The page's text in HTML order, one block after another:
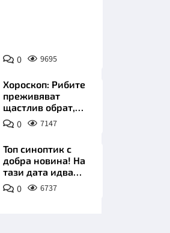
0 9695
Хороскоп: Рибите
преживяват
щастлив обрат,
Телецът започва
важна промяна
0 7147
Топ синоптик с
добра новина! На
тази дата идва
захлаждането
0 6737